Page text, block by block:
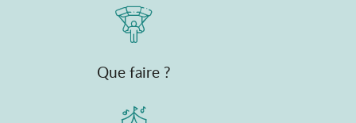
Que faire ?